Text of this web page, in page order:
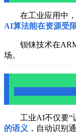
在工业应用中
AI算法能在资源受
钡铼技术在
场。
工业AI不仅要“
的语义 ，自动识别